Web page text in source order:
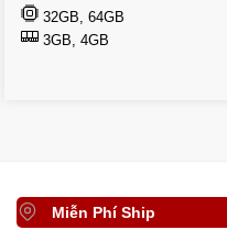
32GB, 64GB
3GB, 4GB
Miễn Phí Ship